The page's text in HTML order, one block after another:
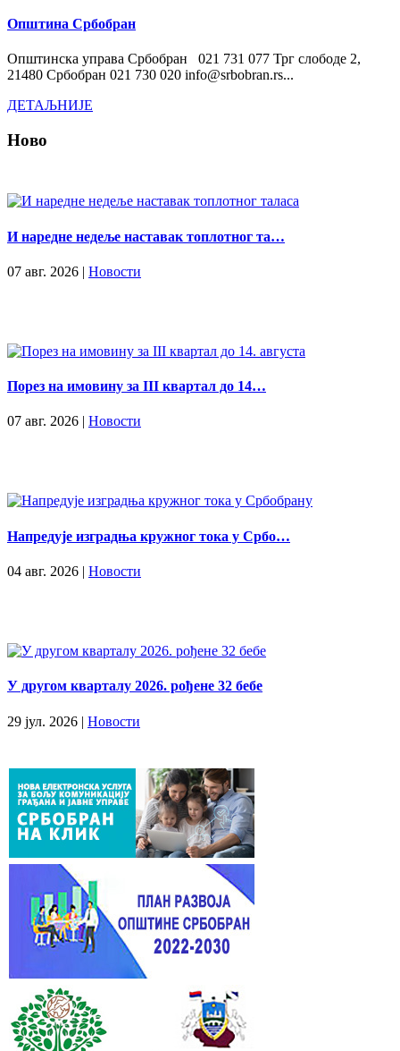
Општина Србобран
Општинска управа Србобран 021 731 077 Трг слободе 2,
21480 Србобран 021 730 020 info@srbobran.rs...
ДЕТАЉНИЈЕ
Ново
И наредне недеље наставак топлотног та…
07 авг. 2026 | Новости
Порез на имовину за III квартал до 14…
07 авг. 2026 | Новости
Напредује изградња кружног тока у Србо…
04 авг. 2026 | Новости
У другом кварталу 2026. рођене 32 бебе
29 јул. 2026 | Новости